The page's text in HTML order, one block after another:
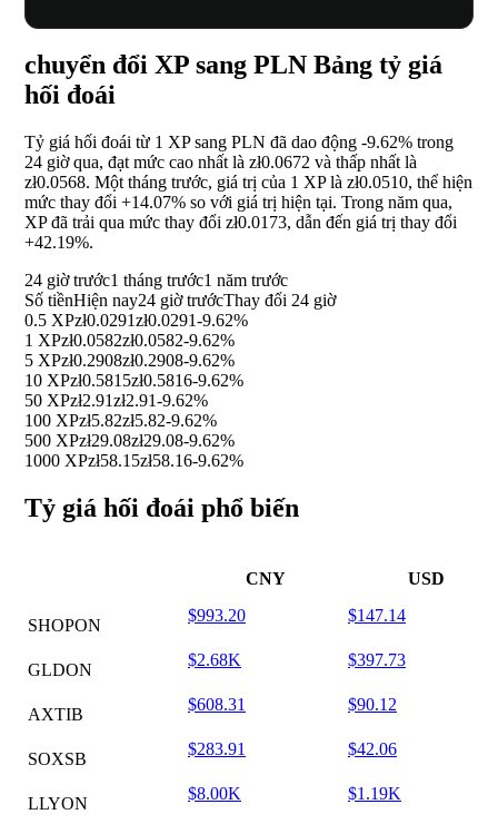
chuyển đổi XP sang PLN Bảng tỷ giá
hối đoái
Tỷ giá hối đoái từ 1 XP sang PLN đã dao động -9.62% trong
24 giờ qua, đạt mức cao nhất là zł0.0672 và thấp nhất là
zł0.0568. Một tháng trước, giá trị của 1 XP là zł0.0510, thể hiện
mức thay đổi +14.07% so với giá trị hiện tại. Trong năm qua,
XP đã trải qua mức thay đổi zł0.0173, dẫn đến giá trị thay đổi
+42.19%.
24 giờ trước1 tháng trước1 năm trước
Số tiềnHiện nay24 giờ trướcThay đổi 24 giờ
0.5 XPzł0.0291zł0.0291-9.62%
1 XPzł0.0582zł0.0582-9.62%
5 XPzł0.2908zł0.2908-9.62%
10 XPzł0.5815zł0.5816-9.62%
50 XPzł2.91zł2.91-9.62%
100 XPzł5.82zł5.82-9.62%
500 XPzł29.08zł29.08-9.62%
1000 XPzł58.15zł58.16-9.62%
Tỷ giá hối đoái phổ biến
CNY USD
SHOPON
$993.20 $147.14
GLDON
$2.68K $397.73
AXTIB
$608.31 $90.12
SOXSB
$283.91 $42.06
LLYON
$8.00K $1.19K